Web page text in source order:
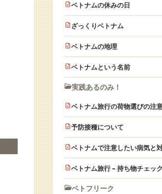
ベトナムの休みの日
ざっくりベトナム
ベトナムの地理
ベトナムという名前
実践あるのみ！
ベトナム旅行の荷物選びの注
予防接種について
ベトナムで注意したい病気と
ベトナム旅行 – 持ち物チェッ
ベトフリーク